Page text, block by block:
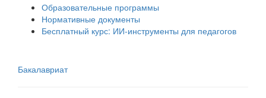
Образовательные программы
Нормативные документы
Бесплатный курс: ИИ‑инструменты для педагогов
Бакалавриат